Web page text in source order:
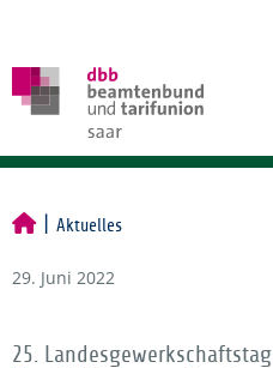
Aktuelles
29. Juni 2022
25. Landesgewerkschaftstag